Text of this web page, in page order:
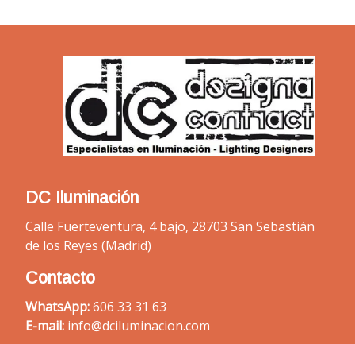
DC Iluminación
Calle Fuerteventura, 4 bajo, 28703 San Sebastián
de los Reyes (Madrid)
Contacto
WhatsApp:606 33 31 63
E-mail: info@dciluminacion.com